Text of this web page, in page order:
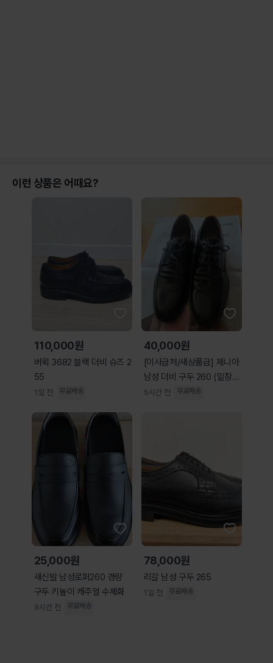
이런 상품은 어때요?
110,000원
버윅 3682 블랙 더비 슈즈 2
55
1일 전 무료배송
40,000원
[이사급처/새상품급] 제니아
남성 더비 구두 260 (밑창
스티커 그대로
5시간 전 무료배송
25,000원
새신발 남성로퍼260 경량
구두 키높이 캐주얼 수제화
9시간 전 무료배송
78,000원
리갈 남성 구두 265
1일 전 무료배송